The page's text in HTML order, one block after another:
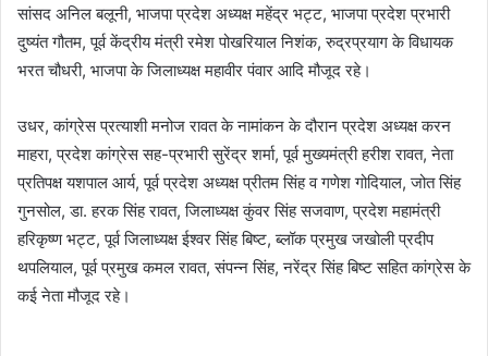
सांसद अनिल बलूनी, भाजपा प्रदेश अध्यक्ष महेंद्र भट्ट, भाजपा प्रदेश प्रभारी
दुष्यंत गौतम, पूर्व केंद्रीय मंत्री रमेश पोखरियाल निशंक, रुद्रप्रयाग के विधायक
भरत चौधरी, भाजपा के जिलाध्यक्ष महावीर पंवार आदि मौजूद रहे।
उधर, कांग्रेस प्रत्याशी मनोज रावत के नामांकन के दौरान प्रदेश अध्यक्ष करन
माहरा, प्रदेश कांग्रेस सह-प्रभारी सुरेंद्र शर्मा, पूर्व मुख्यमंत्री हरीश रावत, नेता
प्रतिपक्ष यशपाल आर्य, पूर्व प्रदेश अध्यक्ष प्रीतम सिंह व गणेश गोदियाल, जोत सिंह
गुनसोल, डा. हरक सिंह रावत, जिलाध्यक्ष कुंवर सिंह सजवाण, प्रदेश महामंत्री
हरिकृष्ण भट्ट, पूर्व जिलाध्यक्ष ईश्वर सिंह बिष्ट, ब्लॉक प्रमुख जखोली प्रदीप
थपलियाल, पूर्व प्रमुख कमल रावत, संपन्न सिंह, नरेंद्र सिंह बिष्ट सहित कांग्रेस के
कई नेता मौजूद रहे।